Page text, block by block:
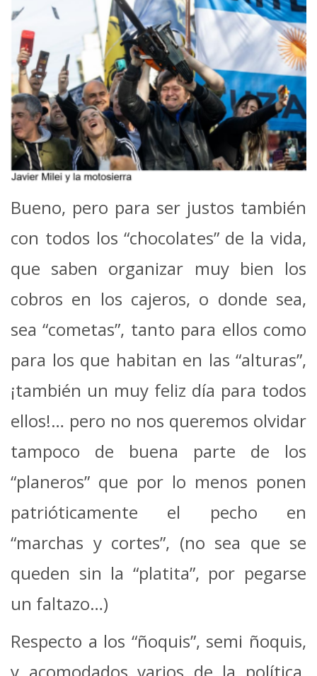
Bueno, pero para ser justos también
con todos los “chocolates” de la vida,
que saben organizar muy bien los
cobros en los cajeros, o donde sea,
sea “cometas”, tanto para ellos como
para los que habitan en las “alturas”,
¡también un muy feliz día para todos
ellos!… pero no nos queremos olvidar
tampoco de buena parte de los
“planeros” que por lo menos ponen
patrióticamente el pecho en
“marchas y cortes”, (no sea que se
queden sin la “platita”, por pegarse
un faltazo…)
Respecto a los “ñoquis”, semi ñoquis,